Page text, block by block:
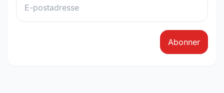
Abonner